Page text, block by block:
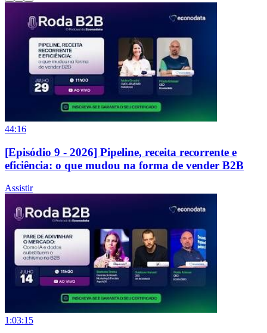
44:16
[Episódio 9 - 2026] Pipeline, receita recorrente e
eficiência: o que mudou na forma de vender B2B
Assistir
1:03:15